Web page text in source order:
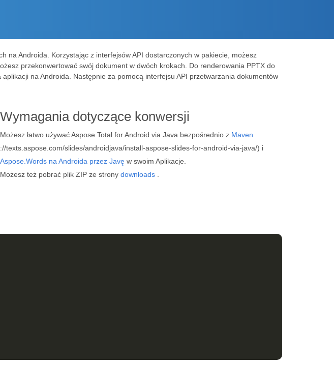
na Androida. Korzystając z interfejsów API dostarczonych w pakiecie, możesz
przekonwertować swój dokument w dwóch krokach. Do renderowania PPTX do
aplikacji na Androida. Następnie za pomocą interfejsu API przetwarzania dokumentów
Wymagania dotyczące konwersji
Możesz łatwo używać Aspose.Total for Android via Java bezpośrednio z Maven
://texts.aspose.com/slides/androidjava/install-aspose-slides-for-android-via-java/) i
Aspose.Words na Androida przez Javę w swoim Aplikacje.
Możesz też pobrać plik ZIP ze strony downloads